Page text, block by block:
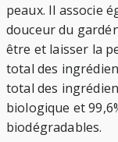
peaux. Il associe
douceur du
être et laisser la
total des
total des
biologique et
biodégradables.